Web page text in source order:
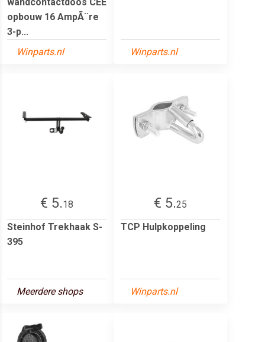
opbouw 16 AmpÃ¨re
3-p...
Winparts.nl
Winparts.nl
€ 5.18
Steinhof Trekhaak S-
395
Meerdere shops
€ 5.25
TCP Hulpkoppeling
Winparts.nl